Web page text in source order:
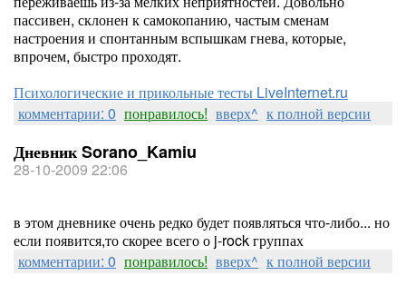
пассивен, склонен к самокопанию, частым сменам
настроения и спонтанным вспышкам гнева, которые,
впрочем, быстро проходят.
Психологические и прикольные тесты LiveInternet.ru
комментарии: 0 понравилось! вверх^ к полной версии
Дневник Sorano_Kamiu
28-10-2009 22:06
в этом дневнике очень редко будет появляться что-либо... но
если появится,то скорее всего о j-rock группах
комментарии: 0 понравилось! вверх^ к полной версии